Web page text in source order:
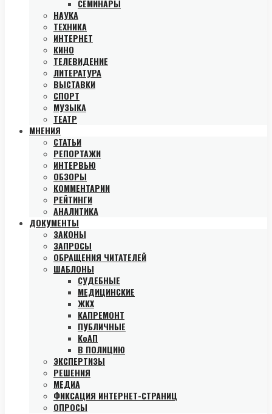
СЕМИНАРЫ
НАУКА
ТЕХНИКА
ИНТЕРНЕТ
КИНО
ТЕЛЕВИДЕНИЕ
ЛИТЕРАТУРА
ВЫСТАВКИ
СПОРТ
МУЗЫКА
ТЕАТР
МНЕНИЯ
СТАТЬИ
РЕПОРТАЖИ
ИНТЕРВЬЮ
ОБЗОРЫ
КОММЕНТАРИИ
РЕЙТИНГИ
АНАЛИТИКА
ДОКУМЕНТЫ
ЗАКОНЫ
ЗАПРОСЫ
ОБРАЩЕНИЯ ЧИТАТЕЛЕЙ
ШАБЛОНЫ
СУДЕБНЫЕ
МЕДИЦИНСКИЕ
ЖКХ
КАПРЕМОНТ
ПУБЛИЧНЫЕ
КоАП
В ПОЛИЦИЮ
ЭКСПЕРТИЗЫ
РЕШЕНИЯ
МЕДИА
ФИКСАЦИЯ ИНТЕРНЕТ-СТРАНИЦ
ОПРОСЫ